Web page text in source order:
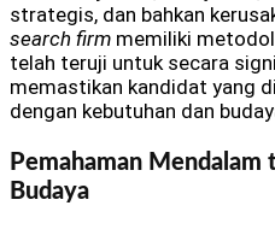
strategis, dan bahkan
search firm memiliki
telah teruji untuk secara
memastikan kandidat yang
dengan kebutuhan dan
Pemahaman
Budaya